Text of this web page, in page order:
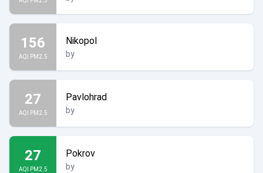
156
AQI PM2.5
Nikopol
by
27
AQI PM2.5
Pavlohrad
by
27
AQI PM2.5
Pokrov
by